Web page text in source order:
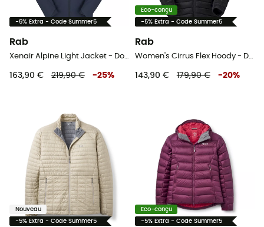
-5% Extra - Code Summer5
Rab
Xenair Alpine Light Jacket - Doudoune homme
163,90 € 219,90 € -25%
Eco-conçu
-5% Extra - Code Summer5
Rab
Women's Cirrus Flex Hoody - Doudoune femme
143,90 € 179,90 € -20%
Nouveau
-5% Extra - Code Summer5
Eco-conçu
-5% Extra - Code Summer5